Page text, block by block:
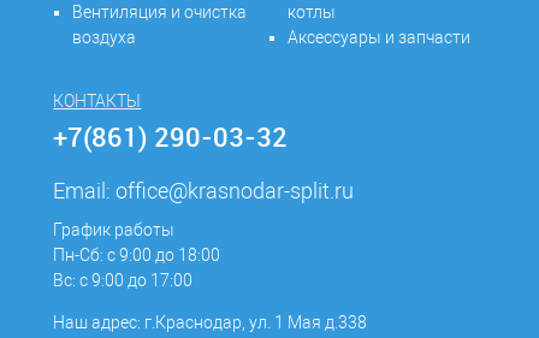
Вентиляция и очистка
воздуха
котлы
Аксессуары и запчасти
КОНТАКТЫ
+7(861) 290-03-32
Email:office@krasnodar-split.ru
График работы
Пн-Сб: с 9:00 до 18:00
Вс: с 9:00 до 17:00
Наш адрес: г.Краснодар, ул. 1 Мая д.338